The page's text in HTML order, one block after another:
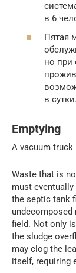
в 6
Пятая
но при
в сутки.
Emptying
A vacuum truck
Waste that is
must
the septic tank
field. Not only
the sludge
may clog the
itself, requiring